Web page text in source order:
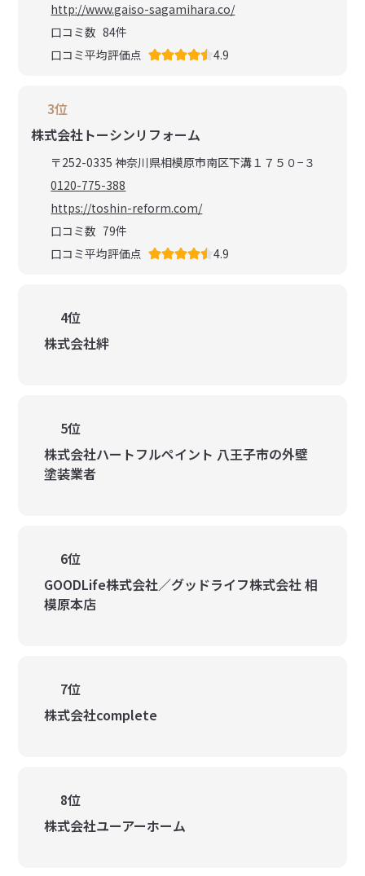
http://www.gaiso-sagamihara.co/
口コミ数 84件
口コミ平均評価点
4.9
3位
株式会社トーシンリフォーム
〒252-0335 神奈川県相模原市南区下溝１７５０−３
0120-775-388
https://toshin-reform.com/
口コミ数 79件
口コミ平均評価点
4.9
4位
株式会社絆
5位
株式会社ハートフルペイント 八王子市の外壁
塗装業者
6位
GOODLife株式会社／グッドライフ株式会社 相
模原本店
7位
株式会社complete
8位
株式会社ユーアーホーム